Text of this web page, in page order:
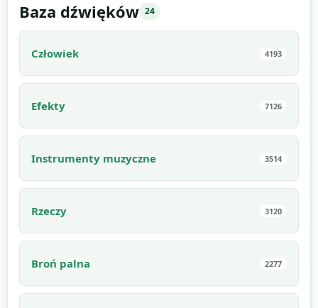
Baza dźwięków 24
Człowiek 4193
Efekty 7126
Instrumenty muzyczne 3514
Rzeczy 3120
Broń palna 2277